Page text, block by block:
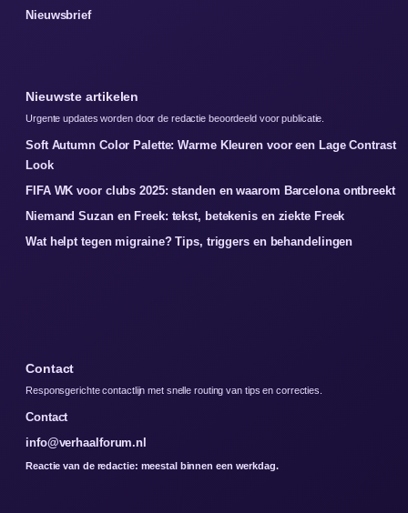
Nieuwsbrief
Nieuwste artikelen
Urgente updates worden door de redactie beoordeeld voor publicatie.
Soft Autumn Color Palette: Warme Kleuren voor een Lage Contrast
Look
FIFA WK voor clubs 2025: standen en waarom Barcelona ontbreekt
Niemand Suzan en Freek: tekst, betekenis en ziekte Freek
Wat helpt tegen migraine? Tips, triggers en behandelingen
Contact
Responsgerichte contactlijn met snelle routing van tips en correcties.
Contact
info@verhaalforum.nl
Reactie van de redactie: meestal binnen een werkdag.